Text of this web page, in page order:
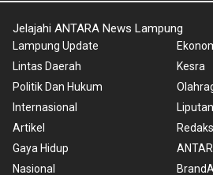
Jelajahi ANTARA News Lampung
Lampung Update
Lintas Daerah
Politik Dan Hukum
Internasional
Artikel
Gaya Hidup
Nasional
Kesra
BrandA